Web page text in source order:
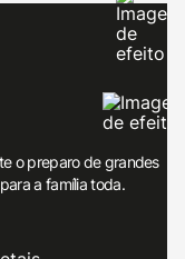
o preparo de grandes
a família toda.